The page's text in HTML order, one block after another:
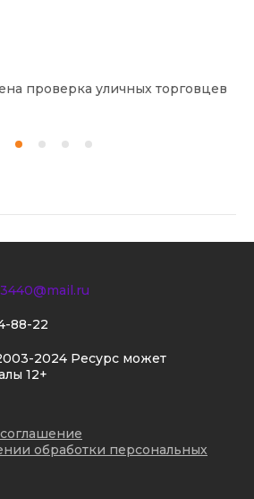
проверка уличных торговцев
2024 Ресурс может
12+
обработки персональных
88-22